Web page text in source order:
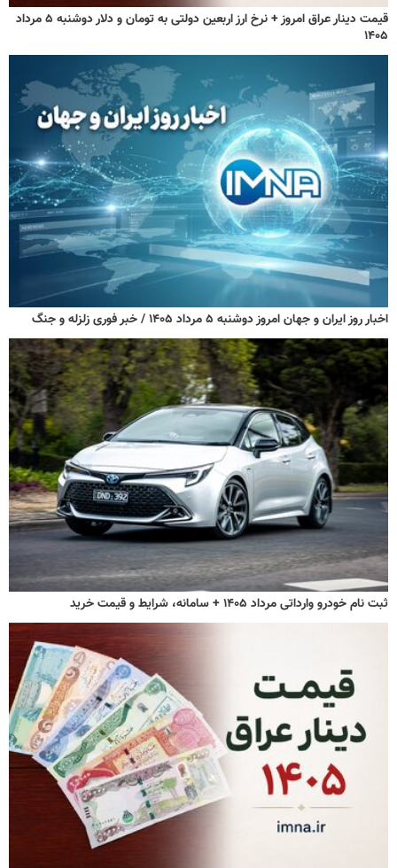
قیمت دینار عراق امروز + نرخ ارز اربعین دولتی به تومان و دلار دوشنبه ۵ مرداد
۱۴۰۵
اخبار روز ایران و جهان امروز دوشنبه ۵ مرداد ۱۴۰۵ / خبر فوری زلزله و جنگ
ثبت نام خودرو وارداتی مرداد ۱۴۰۵ + سامانه، شرایط و قیمت خرید